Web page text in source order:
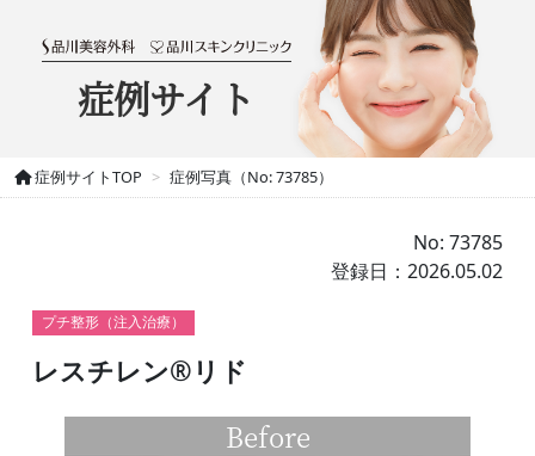
症例サイト
症例サイトTOP 症例写真（No: 73785）
No: 73785
登録日：2026.05.02
プチ整形（注入治療）
レスチレン®リド
Before